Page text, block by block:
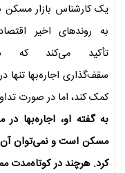
یک کارشناس بازار مسکن
به روندهای اخیر
تأکید می‌کند که
سقف‌گذاری اجاره‌بها تنها
کمک کند، اما در صورت
به گفته او، اجاره‌بها
مسکن است و نمی‌توان آن
کرد. هرچند در